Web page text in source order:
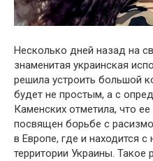
Несколько дней назад на
знаменитая украинская
решила устроить большой
будет не простым, а с
Каменских отметила, что
посвящен бօрьбе с
в Европе, где и находится
территории Украины.